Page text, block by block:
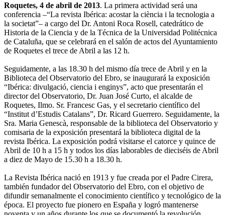
Roquetes, 4 de abril de 2013. La primera actividad será una
conferencia –“La revista Ibérica: acostar la ciència i la tecnologia a
la societat”– a cargo del Dr. Antoni Roca Rosell, catedrático de
Historia de la Ciencia y de la Técnica de la Universidad Politécnica
de Cataluña, que se celebrará en el salón de actos del Ayuntamiento
de Roquetes el trece de Abril a las 12 h.
Seguidamente, a las 18.30 h del mismo día trece de Abril y en la
Biblioteca del Observatorio del Ebro, se inaugurará la exposición
“Ibérica: divulgació, ciencia i enginys”, acto que presentarán el
director del Observatorio, Dr. Juan José Curto, el alcalde de
Roquetes, Ilmo. Sr. Francesc Gas, y el secretario científico del
“Institut d’Estudis Catalans”, Dr. Ricard Guerrero. Seguidamente, la
Sra. Maria Genescà, responsable de la biblioteca del Observatorio y
comisaria de la exposición presentará la biblioteca digital de la
revista Ibérica. La exposición podrá visitarse el catorce y quince de
Abril de 10 h a 15 h y todos los días laborables de dieciséis de Abril
a diez de Mayo de 15.30 h a 18.30 h.
La Revista Ibérica nació en 1913 y fue creada por el Padre Cirera,
también fundador del Observatorio del Ebro, con el objetivo de
difundir semanalmente el conocimiento científico y tecnológico de la
época. El proyecto fue pionero en España y logró mantenerse